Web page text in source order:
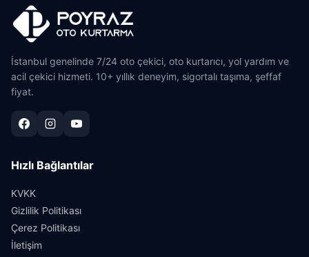
İstanbul genelinde 7/24 oto çekici, oto kurtarıcı, yol yardım ve
acil çekici hizmeti. 10+ yıllık deneyim, sigortalı taşıma, şeffaf
fiyat.
Hızlı Bağlantılar
KVKK
Gizlilik Politikası
Çerez Politikası
İletişim